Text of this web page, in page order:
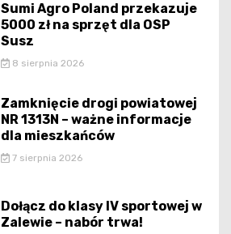
Sumi Agro Poland przekazuje
5000 zł na sprzęt dla OSP
Susz
8 sierpnia 2026
Zamknięcie drogi powiatowej
NR 1313N – ważne informacje
dla mieszkańców
7 sierpnia 2026
Dołącz do klasy IV sportowej w
Zalewie – nabór trwa!